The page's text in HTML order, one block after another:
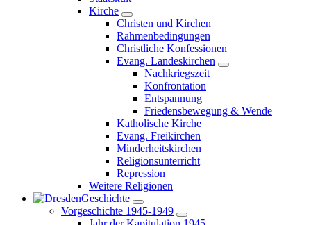
Kirche
Christen und Kirchen
Rahmenbedingungen
Christliche Konfessionen
Evang. Landeskirchen
Nachkriegszeit
Konfrontation
Entspannung
Friedensbewegung & Wende
Katholische Kirche
Evang. Freikirchen
Minderheitskirchen
Religionsunterricht
Repression
Weitere Religionen
Geschichte
Vorgeschichte 1945-1949